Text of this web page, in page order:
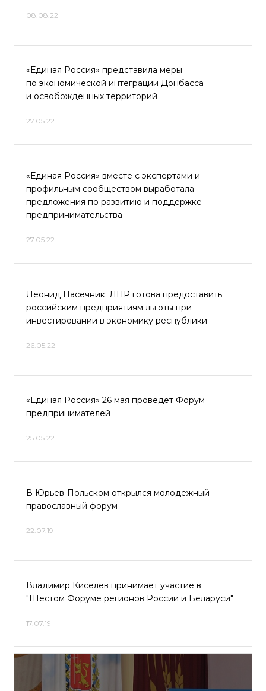
08.08.22
«Единая Россия» представила меры
по экономической интеграции Донбасса
и освобожденных территорий
27.05.22
«Единая Россия» вместе с экспертами и
профильным сообществом выработала
предложения по развитию и поддержке
предпринимательства
27.05.22
Леонид Пасечник: ЛНР готова предоставить
российским предприятиям льготы при
инвестировании в экономику республики
26.05.22
«Единая Россия» 26 мая проведет Форум
предпринимателей
25.05.22
В Юрьев-Польском открылся молодежный
православный форум
22.07.19
Владимир Киселев принимает участие в
"Шестом Форуме регионов России и Беларуси"
17.07.19